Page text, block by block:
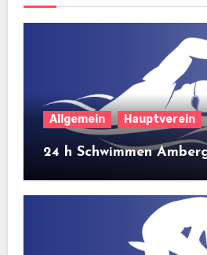
Allgemein Hauptverein
24 h Schwimmen